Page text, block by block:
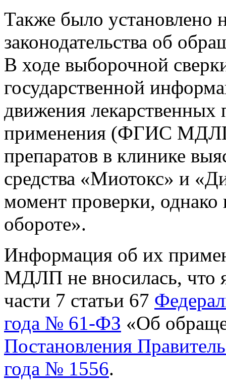
Также было установлено
законодательства об
В ходе выборочной
государственной
движения лекарственных
применения (ФГИС
препаратов в клинике
средства «Миотокс» и
момент проверки, однако
обороте».
Информация об их
МДЛП не вносилась, что
части 7 статьи 67
года № 61-ФЗ «Об
Постановления
года № 1556.